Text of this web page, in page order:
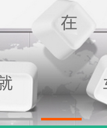
2